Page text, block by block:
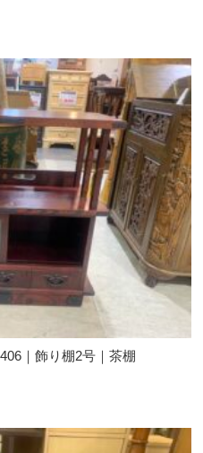
｜飾り棚2号｜茶棚